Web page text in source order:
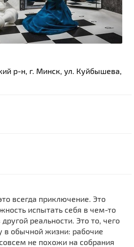
р-н, г. Минск, ул. Куйбышева,
всегда приключение. Это
испытать себя в чем-то
реальности. Это то, чего
в обычной жизни: рабочие
не похожи на собрания